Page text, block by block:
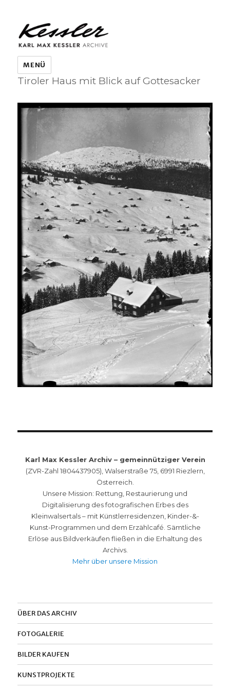
KARL MAX KESSLER ARCHIVE
MENÜ
Tiroler Haus mit Blick auf Gottesacker
Karl Max Kessler Archiv – gemeinnütziger Verein
(ZVR-Zahl 1804437905), Walserstraße 75, 6991 Riezlern,
Österreich.
Unsere Mission: Rettung, Restaurierung und
Digitalisierung des fotografischen Erbes des
Kleinwalsertals – mit Künstlerresidenzen, Kinder-&-
Kunst-Programmen und dem Erzählcafé. Sämtliche
Erlöse aus Bildverkäufen fließen in die Erhaltung des
Archivs.
Mehr über unsere Mission
ÜBER DAS ARCHIV
FOTOGALERIE
BILDER KAUFEN
KUNSTPROJEKTE